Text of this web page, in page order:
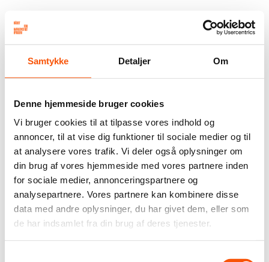
Samtykke Detaljer Om
Denne hjemmeside bruger cookies
Vi bruger cookies til at tilpasse vores indhold og
annoncer, til at vise dig funktioner til sociale medier og til
at analysere vores trafik. Vi deler også oplysninger om
din brug af vores hjemmeside med vores partnere inden
for sociale medier, annonceringspartnere og
analysepartnere. Vores partnere kan kombinere disse
data med andre oplysninger, du har givet dem, eller som
de har indsamlet fra din brug af deres tjenester.